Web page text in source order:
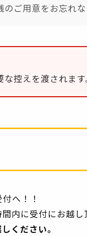
ご用意をお忘れな
控えを渡されま
へ！！
内に受付にお越し
ください。